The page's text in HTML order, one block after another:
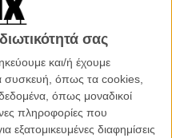
σας
και/ή έχουμε
συσκευή, όπως τα cookies,
όπως μοναδικοί
πληροφορίες που
εξατομικευμένες διαφημίσεις